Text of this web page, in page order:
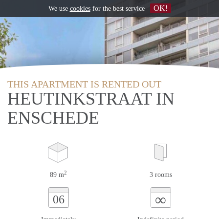
THIS APARTMENT IS RENTED OUT
HEUTINKSTRAAT IN
ENSCHEDE
89 m2 3 rooms
06 ∞
We use cookiesfor the best service OK!